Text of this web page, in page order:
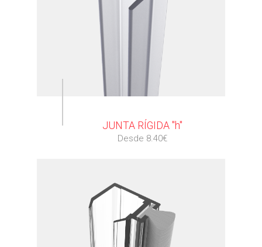
JUNTA RÍGIDA "h"
Desde 8.40€